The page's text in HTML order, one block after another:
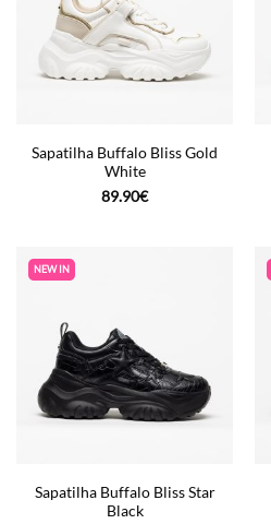
Sapatilha Buffalo Bliss Gold
White
89.90€
NEW IN
Sapatilha Buffalo Bliss Star
Black